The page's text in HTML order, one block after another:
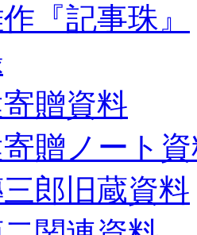
『記事珠』
贈資料
贈ノート
郎旧蔵資料